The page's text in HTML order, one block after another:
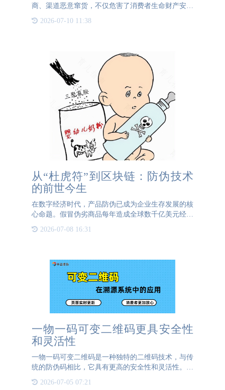
商、渠道恶意窜货，不仅危害了消费者生命财产安全
酒水防伪行业的深耕，对该行业生产工艺和项目实施
2026-07-10 11:38
从“杜虎符”到区块链：防伪技术
的前世今生
在数字经济时代，产品防伪已成为企业生存发展的核
心命题。假冒伪劣商品每年造成全球数千亿美元经济
损失，更直接威胁消费者生命健康——如三聚氰胺奶
粉致婴幼儿肾结石、假降压药引发中风等案例屡见不
2026-07-08 16:31
一物一码可变二维码更具安全性
和灵活性
一物一码可变二维码是一种独特的二维码技术，与传
统的防伪码相比，它具有更高的安全性和灵活性。这
时更新扫码页面，从而增强防伪效果。具体来说，一
2026-07-05 07:21